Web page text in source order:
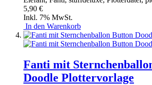
5,90 €
Inkl. 7% MwSt.
In den Warenkorb
Fanti mit
Doodle Plottervorlage